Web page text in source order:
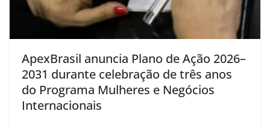
ApexBrasil anuncia Plano de Ação 2026–
2031 durante celebração de três anos
do Programa Mulheres e Negócios
Internacionais